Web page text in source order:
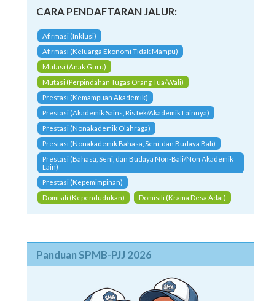
CARA PENDAFTARAN JALUR:
Afirmasi (Inklusi)
Afirmasi (Keluarga Ekonomi Tidak Mampu)
Mutasi (Anak Guru)
Mutasi (Perpindahan Tugas Orang Tua/Wali)
Prestasi (Kemampuan Akademik)
Prestasi (Akademik Sains, RisTek/Akademik Lainnya)
Prestasi (Nonakademik Olahraga)
Prestasi (Nonakademik Bahasa, Seni, dan Budaya Bali)
Prestasi (Bahasa, Seni, dan Budaya Non-Bali/Non Akademik
Lain)
Prestasi (Kepemimpinan)
Domisili (Kependudukan)
Domisili (Krama Desa Adat)
Panduan SPMB-PJJ 2026